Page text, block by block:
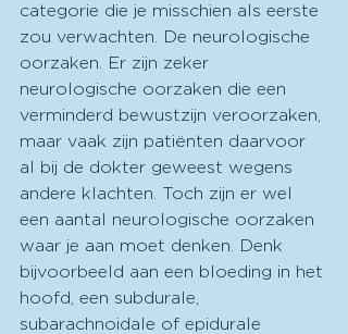
categorie die je misschien als eerste
zou verwachten. De neurologische
oorzaken. Er zijn zeker
neurologische oorzaken die een
verminderd bewustzijn veroorzaken,
maar vaak zijn patiënten daarvoor
al bij de dokter geweest wegens
andere klachten. Toch zijn er wel
een aantal neurologische oorzaken
waar je aan moet denken. Denk
bijvoorbeeld aan een bloeding in het
hoofd, een subdurale,
subarachnoidale of epidurale